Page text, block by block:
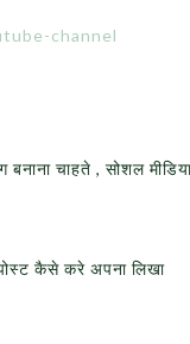
channel
बनाना चाहते , सोशल
कैसे करे अपना लिखा